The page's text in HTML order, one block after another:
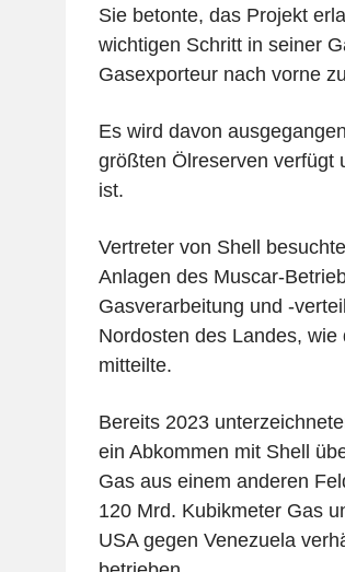
Sie betonte, das Projekt
wichtigen Schritt in seiner
Gasexporteur nach vorne
Es wird davon
größten Ölreserven verfügt
ist.
Vertreter von Shell
Anlagen des Muscar-
Gasverarbeitung und -
Nordosten des Landes,
mitteilte.
Bereits 2023
ein Abkommen mit Shell
Gas aus einem anderen
120 Mrd. Kubikmeter Gas
USA gegen Venezuela